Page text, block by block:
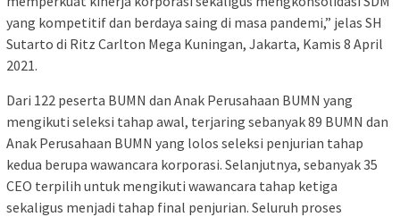
yang kompetitif dan berdaya saing di masa pandemi,” jelas SH
Sutarto di Ritz Carlton Mega Kuningan, Jakarta, Kamis 8 April
2021.
Dari 122 peserta BUMN dan Anak Perusahaan BUMN yang
mengikuti seleksi tahap awal, terjaring sebanyak 89 BUMN dan
Anak Perusahaan BUMN yang lolos seleksi penjurian tahap
kedua berupa wawancara korporasi. Selanjutnya, sebanyak 35
CEO terpilih untuk mengikuti wawancara tahap ketiga
sekaligus menjadi tahap final penjurian. Seluruh proses